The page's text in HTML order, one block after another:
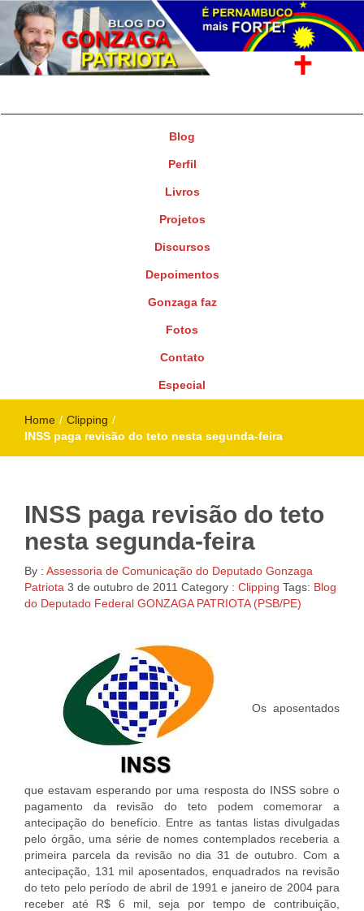
Blog
Perfil
Livros
Projetos
Discursos
Depoimentos
Gonzaga faz
Fotos
Contato
Especial
Home / Clipping /
INSS paga revisão do teto nesta segunda-feira
INSS paga revisão do teto
nesta segunda-feira
By : Assessoria de Comunicação do Deputado Gonzaga
Patriota 3 de outubro de 2011 Category : Clipping Tags: Blog
do Deputado Federal GONZAGA PATRIOTA (PSB/PE)
Os aposentados
que estavam esperando por uma resposta do INSS sobre o
pagamento da revisão do teto podem comemorar a
antecipação do benefício. Entre as tantas listas divulgadas
pelo órgão, uma série de nomes contemplados receberia a
primeira parcela da revisão no dia 31 de outubro. Com a
antecipação, 131 mil aposentados, enquadrados na revisão
do teto pelo período de abril de 1991 e janeiro de 2004 para
receber até R$ 6 mil, seja por tempo de contribuição,